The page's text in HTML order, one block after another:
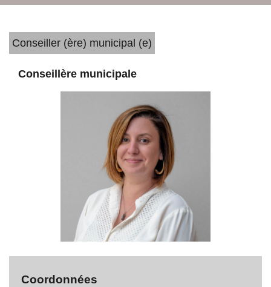
Conseiller (ère) municipal (e)
Conseillère municipale
Coordonnées